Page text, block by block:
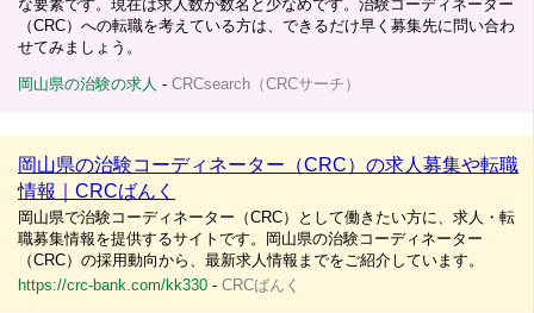
な要素です。現在は求人数が数名と少なめです。治験コーディネーター
（CRC）への転職を考えている方は、できるだけ早く募集先に問い合わ
せてみましょう。
岡山県の治験の求人 - CRCsearch（CRCサーチ）
岡山県の治験コーディネーター（CRC）の求人募集や転職
情報｜CRCばんく
岡山県で治験コーディネーター（CRC）として働きたい方に、求人・転
職募集情報を提供するサイトです。岡山県の治験コーディネーター
（CRC）の採用動向から、最新求人情報までをご紹介しています。
https://crc-bank.com/kk330 - CRCばんく